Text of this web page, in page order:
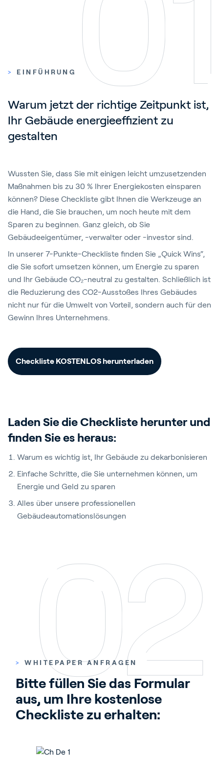
Deutsch
> EINFÜHRUNG
Warum jetzt der richtige Zeitpunkt ist,
Ihr Gebäude energieeffizient zu
gestalten
Wussten Sie, dass Sie mit einigen leicht umzusetzenden
Maßnahmen bis zu 30 % Ihrer Energiekosten einsparen
können? Diese Checkliste gibt Ihnen die Werkzeuge an
die Hand, die Sie brauchen, um noch heute mit dem
Sparen zu beginnen. Ganz gleich, ob Sie
Gebäudeeigentümer, -verwalter oder -investor sind.
In unserer 7-Punkte-Checkliste finden Sie „Quick Wins“,
die Sie sofort umsetzen können, um Energie zu sparen
und Ihr Gebäude CO₂-neutral zu gestalten. Schließlich ist
die Reduzierung des CO2-Ausstoßes Ihres Gebäudes
nicht nur für die Umwelt von Vorteil, sondern auch für den
Gewinn Ihres Unternehmens.
Checkliste KOSTENLOS herunterladen
Laden Sie die Checkliste herunter und
finden Sie es heraus:
Warum es wichtig ist, Ihr Gebäude zu dekarbonisieren
Einfache Schritte, die Sie unternehmen können, um
Energie und Geld zu sparen
Alles über unsere professionellen
Gebäudeautomationslösungen
> WHITEPAPER ANFRAGEN
Bitte füllen Sie das Formular
aus, um Ihre kostenlose
Checkliste zu erhalten: